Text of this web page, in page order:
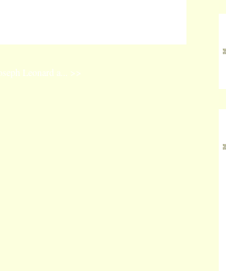
Leonard a... >>